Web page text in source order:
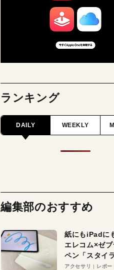
ランキング
DAILY WEEKLY
編集部のおすすめ
紙にもiPadに
エレコム×ゼ
ペン「スタイ
ェイ」レビュ
アクセサリ レポー